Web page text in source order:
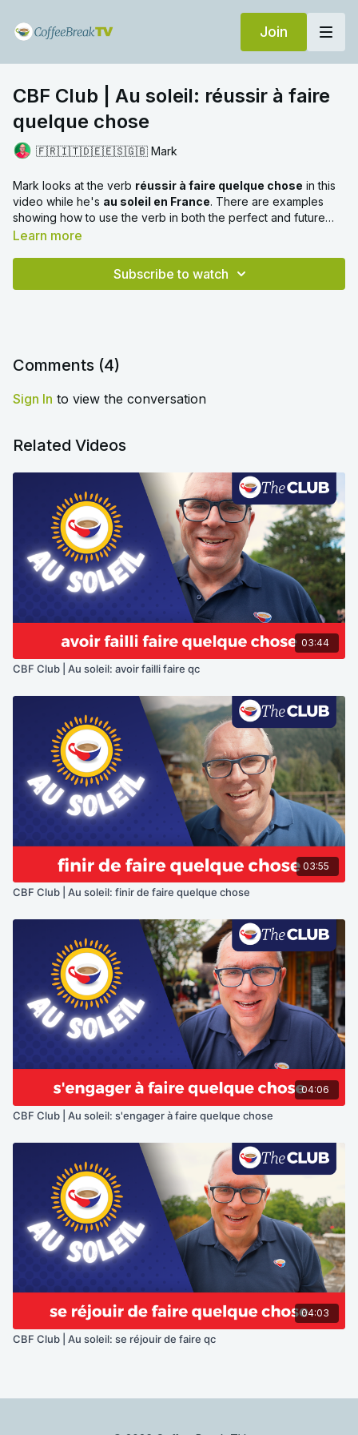
Join
CBF Club | Au soleil: réussir à faire
quelque chose
🇫🇷🇮🇹🇩🇪🇪🇸🇬🇧 Mark
Mark looks at the verb réussir à faire quelque chose in this
video while he's au soleil en France. There are examples
showing how to use the verb in both the perfect and future
tenses.
Learn more
Subscribe to watch
Comments (4)
Sign In to view the conversation
Related Videos
03:44
CBF Club | Au soleil: avoir failli faire qc
03:55
CBF Club | Au soleil: finir de faire quelque chose
04:06
CBF Club | Au soleil: s'engager à faire quelque chose
04:03
CBF Club | Au soleil: se réjouir de faire qc